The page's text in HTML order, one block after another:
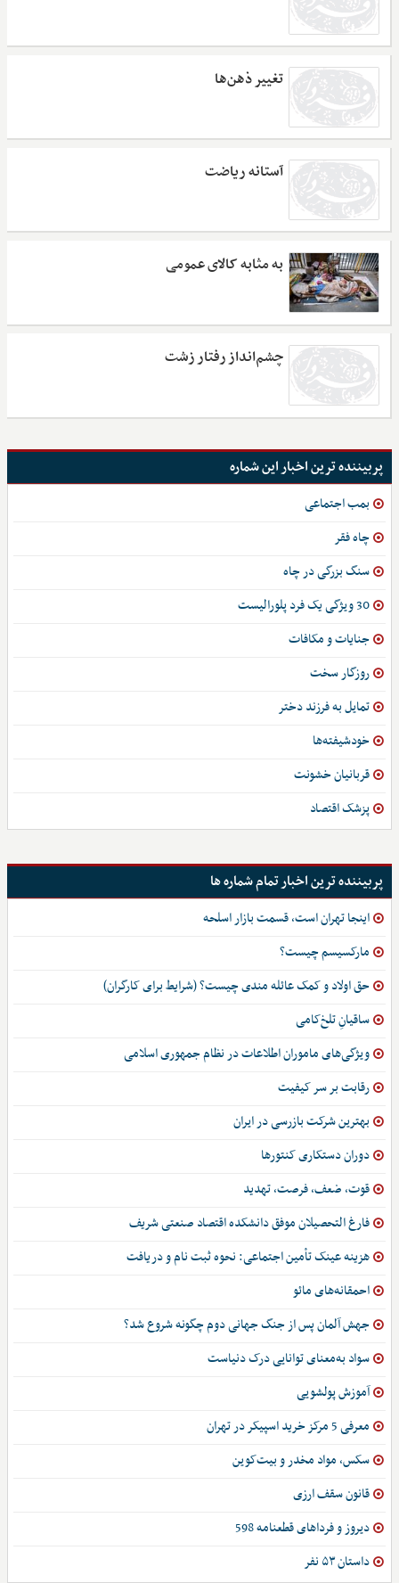
تغییر ذهن‌ها
آستانه ریاضت
به مثابه کالای عمومی
چشم‌انداز رفتار زشت
پربیننده ترین اخبار این شماره
بمب اجتماعی
چاه فقر
سنگ بزرگی در چاه
30 ویژگی یک فرد پلورالیست
جنایات و مکافات
روزگار سخت
تمایل به فرزند دختر
خودشیفته‌ها
قربانیان خشونت
پزشک اقتصاد
پربیننده ترین اخبار تمام شماره ها
اینجا تهران است، قسمت بازار اسلحه
مارکسیسم چیست؟
حق اولاد و کمک عائله مندی چیست؟ (شرایط برای کارگران)
ساقیانِ تلخ‌کامی
ویژگی‌های ماموران اطلاعات در نظام جمهوری اسلامی
رقابت بر سر کیفیت
بهترین شرکت بازرسی در ایران
دوران دستکاری کنتورها
قوت، ضعف، فرصت، تهدید
فارغ التحصیلان موفق دانشکده اقتصاد صنعتی شریف
هزینه عینک تأمین اجتماعی: نحوه ثبت نام و دریافت
احمقانه‌های مائو
جهش آلمان پس از جنگ جهانی دوم چگونه شروع شد؟
سواد به‌معنای توانایی درک دنیاست
آموزش پولشویی
معرفی 5 مرکز خرید اسپیکر در تهران
سکس، مواد مخدر و بیت‌کوین
قانون سقف ارزی
دیروز و فرداهای قطعنامه 598
داستان ۵۳ نفر